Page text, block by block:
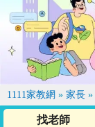
1111家教網 » 家長 »
找老師